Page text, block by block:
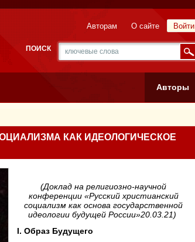
Войти
Авторам О сайте
ПОИСК
Авторы
КАК ИДЕОЛОГИЧЕСКОЕ
(Доклад на религиозно-научной
конференции «Русский христианский
социализм как основа государственной
идеологии будущей России»20.03.21)
I. Образ Будущего